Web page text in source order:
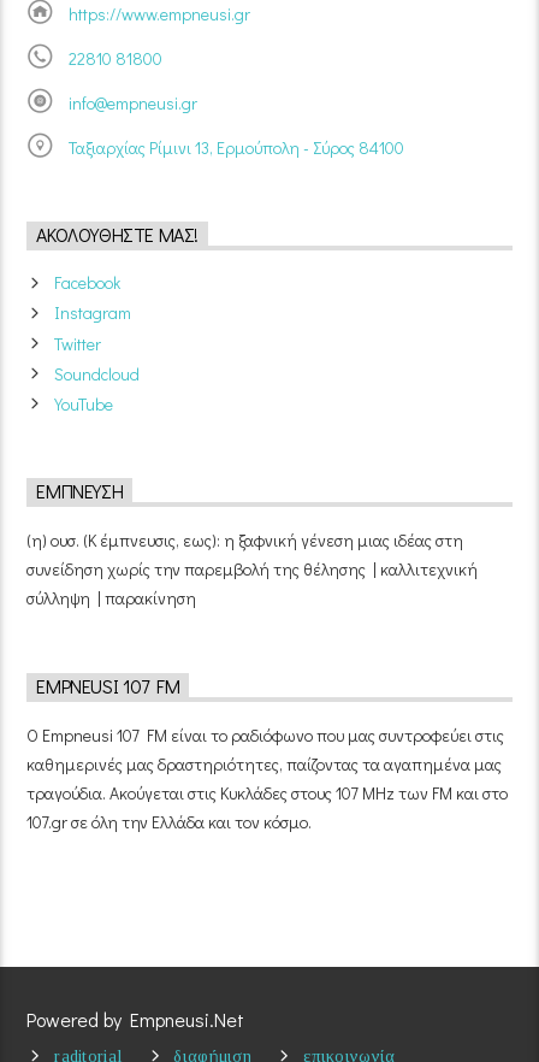
https://www.empneusi.gr
22810 81800
info@empneusi.gr
Ταξιαρχίας Ρίμινι 13, Ερμούπολη - Σύρος 84100
ΑΚΟΛΟΥΘΉΣΤΕ ΜΑΣ!
Facebook
Instagram
Twitter
Soundcloud
YouTube
ΈΜΠΝΕΥΣΗ
(η) ουσ. (Κ έμπνευσις, εως): η ξαφνική γένεση μιας ιδέας στη
συνείδηση χωρίς την παρεμβολή της θέλησης | καλλιτεχνική
σύλληψη | παρακίνηση
EMPNEUSI 107 FM
Ο Empneusi 107 FM είναι το ραδιόφωνο που μας συντροφεύει στις
καθημερινές μας δραστηριότητες, παίζοντας τα αγαπημένα μας
τραγούδια. Ακούγεται στις Κυκλάδες στους 107 MHz των FM και στο
107.gr σε όλη την Ελλάδα και τον κόσμο.
Powered by Empneusi.Net
raditorial διαφήμιση επικοινωνία